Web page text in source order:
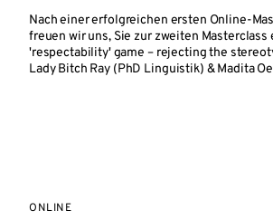
Nach einer erfolgreichen ersten Online-
freuen wir uns, Sie zur zweiten
'respectability' game – rejecting the
Lady Bitch Ray (PhD Linguistik) & Madita
ONLINE